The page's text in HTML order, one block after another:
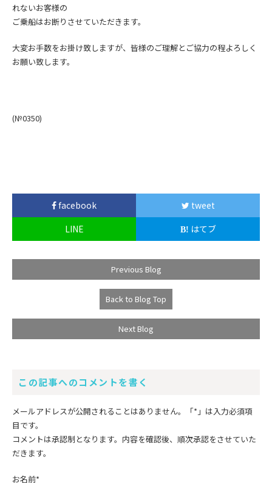
れないお客様の
ご乗船はお断りさせていただきます。
大変お手数をお掛け致しますが、皆様のご理解とご協力の程よろしく
お願い致します。
(№0350)
facebook
tweet
LINE
はてブ
Previous Blog
Back to Blog Top
Next Blog
この記事へのコメントを書く
メールアドレスが公開されることはありません。 「*」 は入力必須項
目です。
コメントは承認制となります。内容を確認後、順次承認をさせていた
だきます。
お名前*